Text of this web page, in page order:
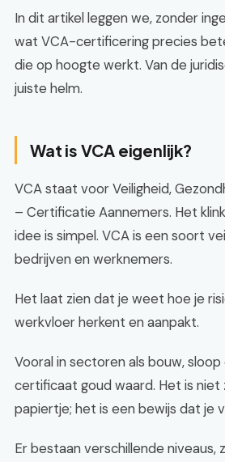
In dit artikel leggen we, zonder
wat VCA-certificering precies
die op hoogte werkt. Van de
juiste helm.
Wat is VCA eigenlijk?
VCA staat voor Veiligheid,
– Certificatie Aannemers. Het
idee is simpel. VCA is een soort
bedrijven en werknemers.
Het laat zien dat je weet hoe je
werkvloer herkent en aanpakt.
Vooral in sectoren als bouw,
certificaat goud waard. Het is niet
papiertje; het is een bewijs dat je
Er bestaan verschillende niveaus,